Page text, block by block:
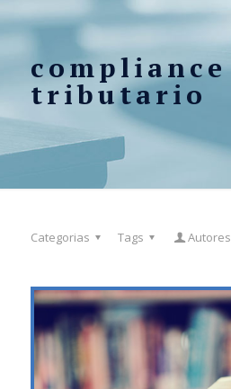
compliance
tributario
Categorias Tags Autores